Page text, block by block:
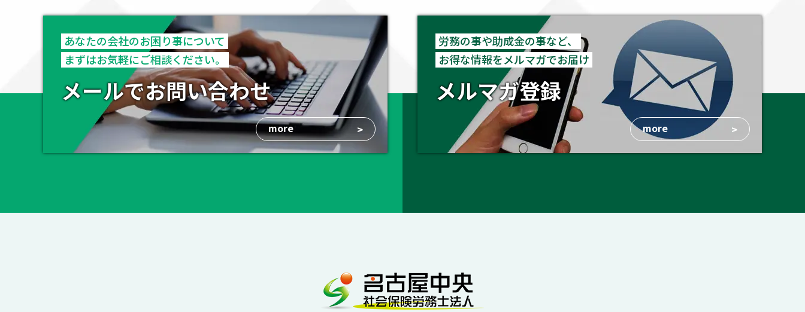
あなたの会社のお困り事について
まずはお気軽にご相談ください。
メールでお問い合わせ
more >
労務の事や助成金の事など、
お得な情報をメルマガでお届け
メルマガ登録
more >